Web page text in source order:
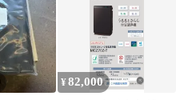
¥82,000